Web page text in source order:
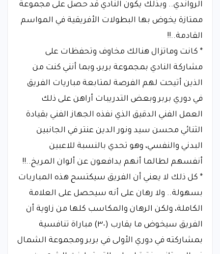
الرواندي.. وبذلك يكون النادي قد حصل على مجموعة
ممتازة يخوض بها البطولات الأفريقية في المواسم
القادمة..!!
* كانت وماتزال هنالك مخاوف وتحفظات على
مشاركة النادي بمجموعة بربر، وبما أنني كنت من
الذين أتيحت لهم الفرصة لمتابعة مباريات الفريق
في دوري بربر وبعض التدريبات أراهن على ذلك
العمل الفني الدقيق الذي نفذه الجهاز الفني بقيادة
الثنائي محسن سيد ونور الدين عنتر في الجانبين
البدني والنفسي، وهو تحدي بالنسبة للاعبين
أنفسهم لطالما أنهم يدافعون عن ألوان المريخ..!!
* كل ذلك لا يعني أن الفريق سيكتسح هذه المباربات
بسهولة.. ولا رهان على أنه سيحصل على العلامة
الكاملة، ولكن الرهان والمكاسب كلها من زاوية أن
الفريق سيخوض ما يقارب (٣٠) مباراة تنافسية
بمشاركته في دوري الأولى في بربر ومجموعة الشمال